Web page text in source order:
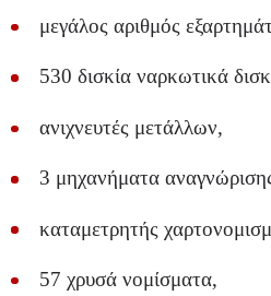
μεγάλος αριθμός
530 δισκία ναρκωτικά
ανιχνευτές μετάλλων,
3 μηχανήματα
καταμετρητής
57 χρυσά νομίσματα,